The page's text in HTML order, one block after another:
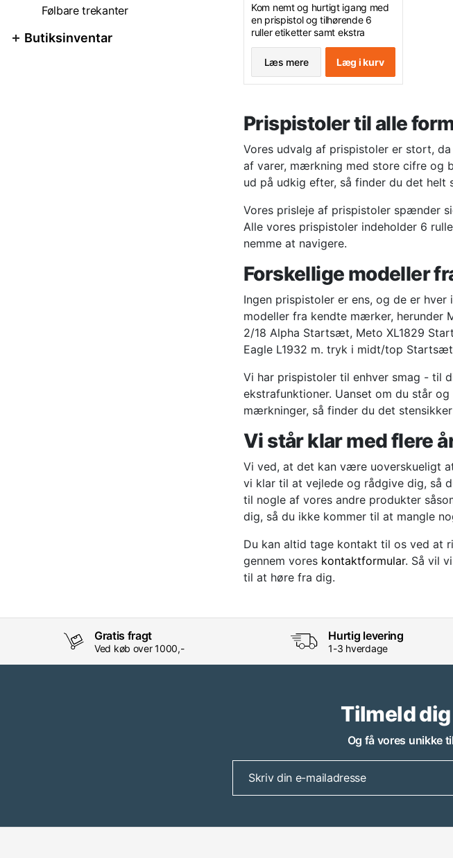
Følbare trekanter
Butiksinventar
Kom nemt og hurtigt igang med
en prispistol og tilhørende 6
ruller etiketter samt ekstra
farverulle.
Etiketformat : 26x16 mm - 2
linjes pistol med 10 små cifre
foroven og 6 store cifre
Læs mere Læg i kurv
Prispistoler til alle
Vores udvalg af prispistoler er stort,
af varer, mærkning med store cifre og
ud på udkig efter, så finder du det helt
Vores prisleje af prispistoler spænder
Alle vores prispistoler indeholder 6
nemme at navigere.
Forskellige modeller
Ingen prispistoler er ens, og de er
modeller fra kendte mærker, herunder
2/18 Alpha Startsæt, Meto XL1829
Eagle L1932 m. tryk i midt/top
Vi har prispistoler til enhver smag - til
ekstrafunktioner. Uanset om du står
mærkninger, så finder du det
Vi står klar med flere
Vi ved, at det kan være uoverskueligt
vi klar til at vejlede og rådgive dig, så
til nogle af vores andre produkter
dig, så du ikke kommer til at mangle
Du kan altid tage kontakt til os ved at
gennem vores kontaktformular. Så vil
til at høre fra dig.
Gratis fragt
Ved køb over 1000,-
Hurtig levering
1-3 hverdage
Tilmeld
Og få vores unikke